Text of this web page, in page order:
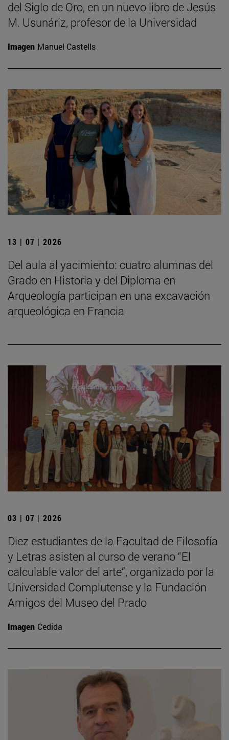
del Siglo de Oro, en un nuevo libro de Jesús
M. Usunáriz, profesor de la Universidad
Imagen Manuel Castells
13 | 07 | 2026
Del aula al yacimiento: cuatro alumnas del
Grado en Historia y del Diploma en
Arqueología participan en una excavación
arqueológica en Francia
03 | 07 | 2026
Diez estudiantes de la Facultad de Filosofía
y Letras asisten al curso de verano “El
calculable valor del arte”, organizado por la
Universidad Complutense y la Fundación
Amigos del Museo del Prado
Imagen Cedida